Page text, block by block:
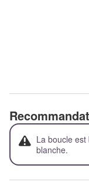
La boucle
blanche.